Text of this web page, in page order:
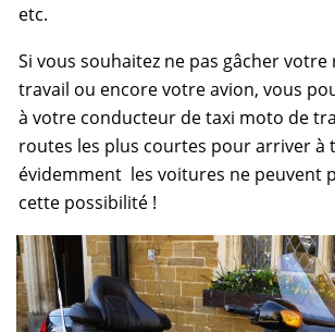
etc.
Si vous souhaitez ne pas gâcher
travail ou encore votre avion, vous
à votre conducteur de taxi moto de
routes les plus courtes pour arriver à
évidemment les voitures ne peuvent
cette possibilité !